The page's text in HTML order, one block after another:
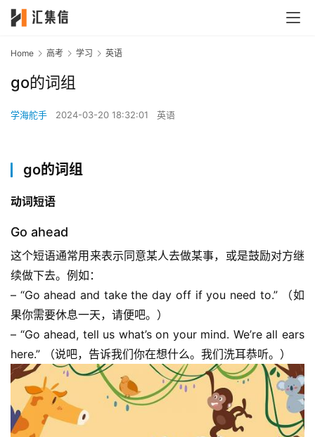
Home 高考 学习 英语
go的词组
学海舵手 2024-03-20 18:32:01 英语
go的词组
动词短语
Go ahead
这个短语通常用来表示同意某人去做某事，或是鼓励对方继
续做下去。例如：
– “Go ahead and take the day off if you need to.” （如
果你需要休息一天，请便吧。）
– “Go ahead, tell us what’s on your mind. We’re all ears
here.” （说吧，告诉我们你在想什么。我们洗耳恭听。）